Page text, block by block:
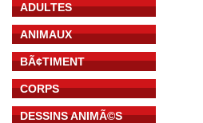
ADULTES
ANIMAUX
BÃ¢TIMENT
CORPS
DESSINS ANIMÃ©S